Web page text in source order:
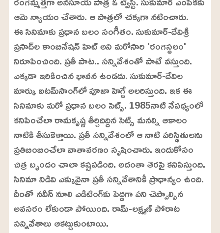
ఆమె న్యాయం చేశారు. ఆ పాత్రలో చక్కగా నటించారు.
ఈ సినిమాకు ప్రధాన బలం సంగీతం. సుకుమార్‌-దేవిశ్రీ
ప్రసాద్‌ల కాంబినేషన్‌ హిట్‌ అని మరోసారి 'రంగస్థలం'
నిరూపించింది. ప్రతీ పాట.. సన్నివేశంతో పాటే వస్తుంది.
ఎక్కడా ఇరికించిన భావన ఉండదు. సుకుమార్‌-దేవిల
మార్కు ఐటమ్‌సాంగ్‌లో పూజా హెగ్డే అలరిస్తుంది. ఇక ఈ
సినిమాకు మరో ప్రధాన బలం సెట్స్‌. 1985నాటి నేపథ్యంలో
కనిపించేలా రామకృష్ణ తీర్చిదిద్దిన సెట్స్‌ మనల్ని ఆకాలం
నాటికి తీసుకెళ్తాయి. ప్రతీ సన్నివేశంలో ఆ నాటి పరిస్థితులను
ప్రతిబింబించేలా వాతావరణం సృషించారు. ఇందుకోసం
చిత్ర బృందం చాలా కష్టపడింది. అదంతా తెరపై కనిపిస్తుంది.
సినిమా నిడివి ఎక్కువైనా ప్రతీ సన్నివేశానికీ ప్రాధాన్యం ఉంది.
దీంతో నవీన్‌ నూలి ఎడిటింగ్‌కు పెద్దగా పని చెప్పాల్సిన
అవసరం లేకుండా పోయింది. రామ్‌-లక్ష్మణ్‌ పోరాట
సన్నివేశాలు ఆకట్టుకుంటాయి.